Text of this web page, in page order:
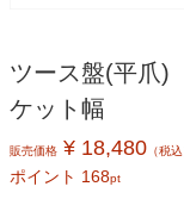
ツース盤(平
ケット幅
販売価格 ¥ 18,480 （税込
ポイント 168pt